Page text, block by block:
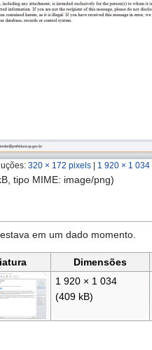
320 × 172 pixels 1 920 × 1 034
tipo MIME: image/png)
em um dado momento.
Dimensões
1 920 × 1 034
(409 kB)